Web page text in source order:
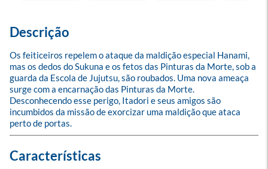
Descrição
Os feiticeiros repelem o ataque da maldição especial Hanami,
mas os dedos do Sukuna e os fetos das Pinturas da Morte, sob a
guarda da Escola de Jujutsu, são roubados. Uma nova ameaça
surge com a encarnação das Pinturas da Morte.
Desconhecendo esse perigo, Itadori e seus amigos são
incumbidos da missão de exorcizar uma maldição que ataca
perto de portas.